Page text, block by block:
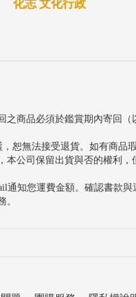
化志 文化行政
商品必須於鑑賞期內寄回
恕無法接受退貨。如有商品
公司保留出貨與否的權利
知您運費金額。確認書款
。